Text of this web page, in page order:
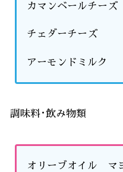
カマンベールチーズ
チェダーチーズ
アーモンドミルク
調味料･飲み物類
オリーブオイル マ